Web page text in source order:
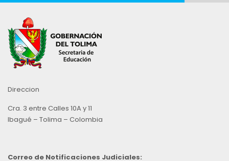
Direccion
Cra. 3 entre Calles 10A y 11
Ibagué – Tolima – Colombia
Correo de Notificaciones Judiciales: